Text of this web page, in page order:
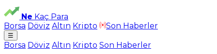
Ne Kaç Para
Borsa Döviz Altın Kripto Son Haberler
☰
Borsa Döviz Altın Kripto Son Haberler